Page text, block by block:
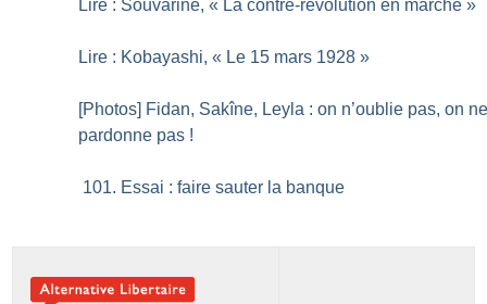
Lire : Souvarine, « La contre-révolution en marche »
Lire : Kobayashi, « Le 15 mars 1928 »
[Photos] Fidan, Sakîne, Leyla : on n’oublie pas, on
pardonne pas !
101. Essai : faire sauter la banque